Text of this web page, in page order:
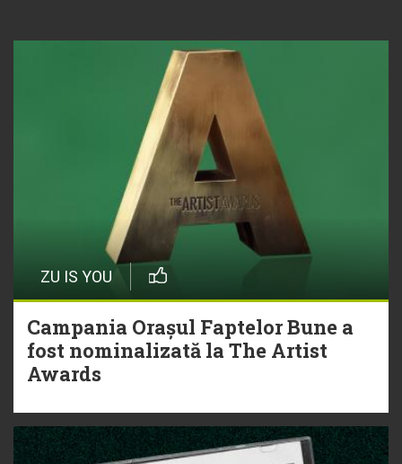
ZU IS YOU
Campania Orașul Faptelor Bune a
fost nominalizată la The Artist
Awards